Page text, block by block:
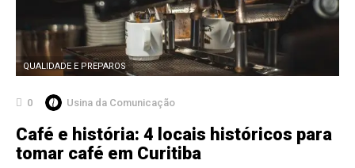
QUALIDADE E PREPAROS
0 Usina da Comunicação
Café e história: 4 locais históricos para
tomar café em Curitiba